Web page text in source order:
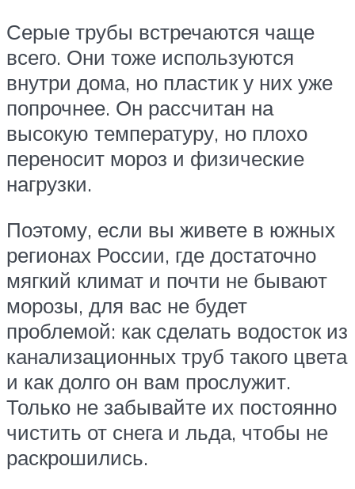
Серые трубы встречаются чаще
всего. Они тоже используются
внутри дома, но пластик у них уже
попрочнее. Он рассчитан на
высокую температуру, но плохо
переносит мороз и физические
нагрузки.
Поэтому, если вы живете в южных
регионах России, где достаточно
мягкий климат и почти не бывают
морозы, для вас не будет
проблемой: как сделать водосток из
канализационных труб такого цвета
и как долго он вам прослужит.
Только не забывайте их постоянно
чистить от снега и льда, чтобы не
раскрошились.